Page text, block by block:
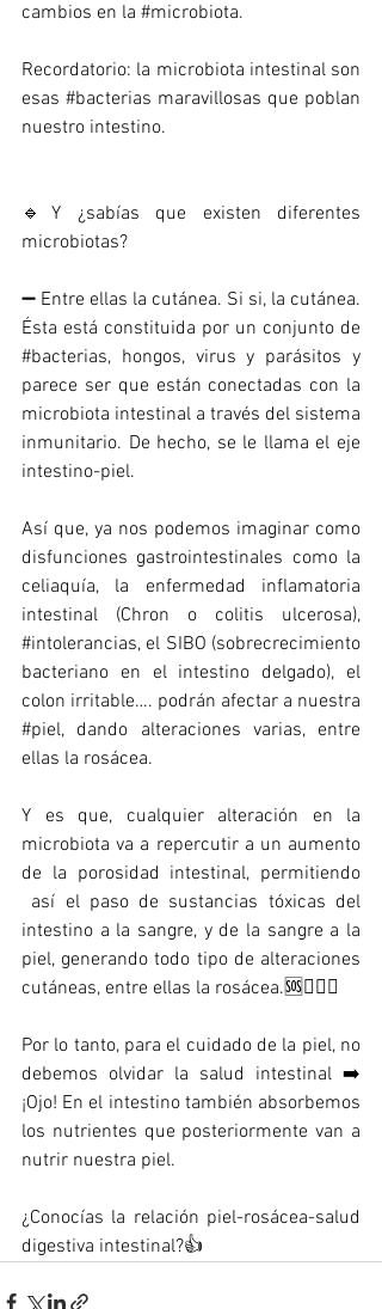
cambios en la #microbiota.
Recordatorio: la microbiota intestinal son
esas #bacterias maravillosas que poblan
nuestro intestino.
🔹Y ¿sabías que existen diferentes
microbiotas?
➖ Entre ellas la cutánea. Si si, la cutánea.
#bacterias, hongos, virus y parásitos y
parece ser que están conectadas con la
microbiota intestinal a través del sistema
inmunitario. De hecho, se le llama el eje
intestino-piel.
Así que, ya nos podemos imaginar como
disfunciones gastrointestinales como la
celiaquía, la enfermedad inflamatoria
#intolerancias, el SIBO (sobrecrecimiento
bacteriano en el intestino delgado), el
#piel, dando alteraciones varias, entre
ellas la rosácea.
Y es que, cualquier alteración en la
microbiota va a repercutir a un aumento
de la porosidad intestinal, permitiendo
así el paso de sustancias tóxicas del
intestino a la sangre, y de la sangre a la
piel, generando todo tipo de alteraciones
cutáneas, entre ellas la rosácea.🆘🤷🏻‍♂️
Por lo tanto, para el cuidado de la piel, no
debemos olvidar la salud intestinal ➡️
¡Ojo! En el intestino también absorbemos
los nutrientes que posteriormente van a
nutrir nuestra piel.
¿Conocías la relación piel-rosácea-salud
digestiva intestinal?👍